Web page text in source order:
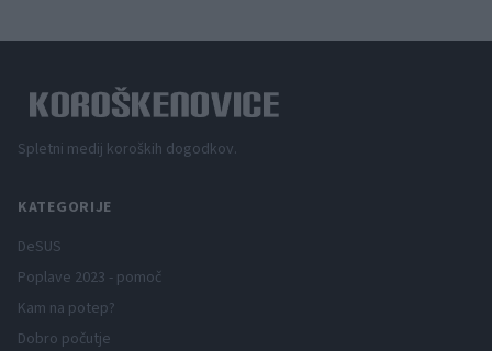
Spletni medij koroških dogodkov.
KATEGORIJE
DeSUS
Poplave 2023 - pomoč
Kam na potep?
Dobro počutje